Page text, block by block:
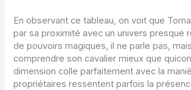
En observant ce tableau, on voit que
par sa proximité avec un univers presque
de pouvoirs magiques, il ne parle pas,
comprendre son cavalier mieux que
dimension colle parfaitement avec la
propriétaires ressentent parfois la